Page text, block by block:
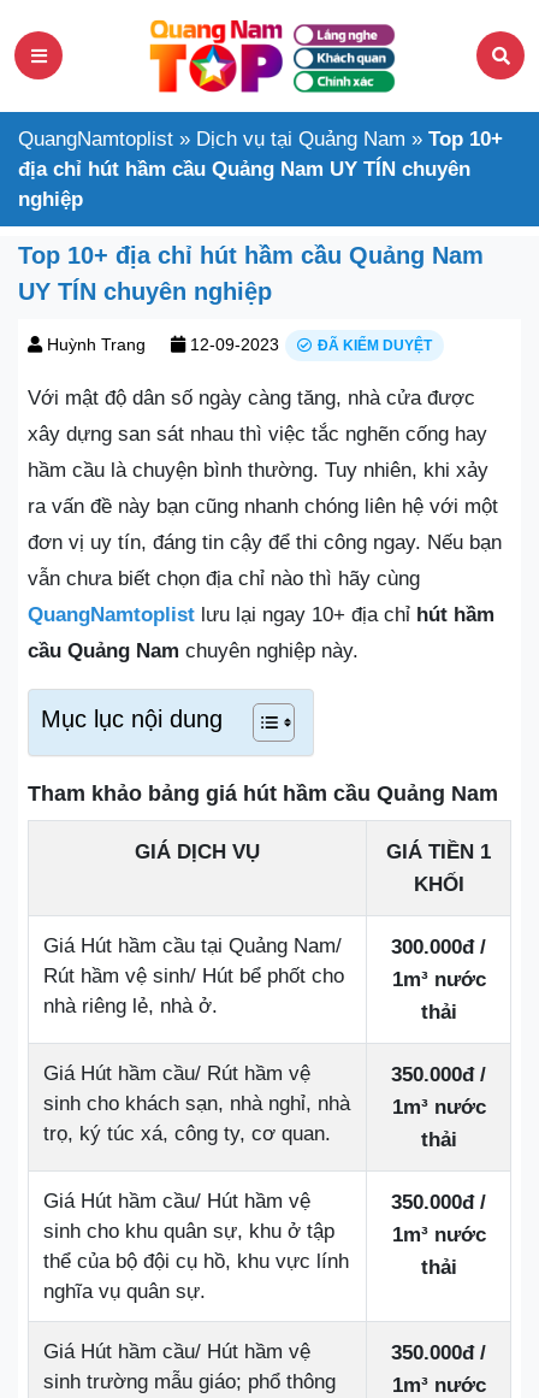
QuangNamtoplist » Dịch vụ tại Quảng Nam » Top 10+
địa chỉ hút hầm cầu Quảng Nam UY TÍN chuyên
nghiệp
Top 10+ địa chỉ hút hầm cầu Quảng Nam
UY TÍN chuyên nghiệp
Huỳnh Trang 12-09-2023 ĐÃ KIỂM DUYỆT
Với mật độ dân số ngày càng tăng, nhà cửa được
xây dựng san sát nhau thì việc tắc nghẽn cống hay
hầm cầu là chuyện bình thường. Tuy nhiên, khi xảy
ra vấn đề này bạn cũng nhanh chóng liên hệ với một
đơn vị uy tín, đáng tin cậy để thi công ngay. Nếu bạn
vẫn chưa biết chọn địa chỉ nào thì hãy cùng
QuangNamtoplist lưu lại ngay 10+ địa chỉ hút hầm
cầu Quảng Nam chuyên nghiệp này.
Mục lục nội dung
Tham khảo bảng giá hút hầm cầu Quảng Nam
GIÁ DỊCH VỤ
GIÁ TIỀN 1
KHỐI
Giá Hút hầm cầu tại Quảng Nam/
Rút hầm vệ sinh/ Hút bể phốt cho
nhà riêng lẻ, nhà ở.
300.000đ /
1m³ nước
thải
Giá Hút hầm cầu/ Rút hầm vệ
sinh cho khách sạn, nhà nghỉ, nhà
trọ, ký túc xá, công ty, cơ quan.
350.000đ /
1m³ nước
thải
Giá Hút hầm cầu/ Hút hầm vệ
sinh cho khu quân sự, khu ở tập
thể của bộ đội cụ hồ, khu vực lính
nghĩa vụ quân sự.
350.000đ /
1m³ nước
thải
Giá Hút hầm cầu/ Hút hầm vệ
sinh trường mẫu giáo; phổ thông
350.000đ /
1m³ nước